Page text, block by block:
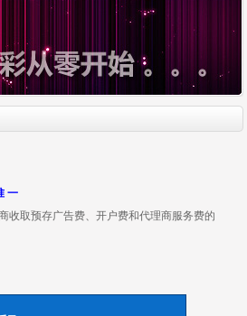
一
收取预存广告费、开户费和代理商服务费的